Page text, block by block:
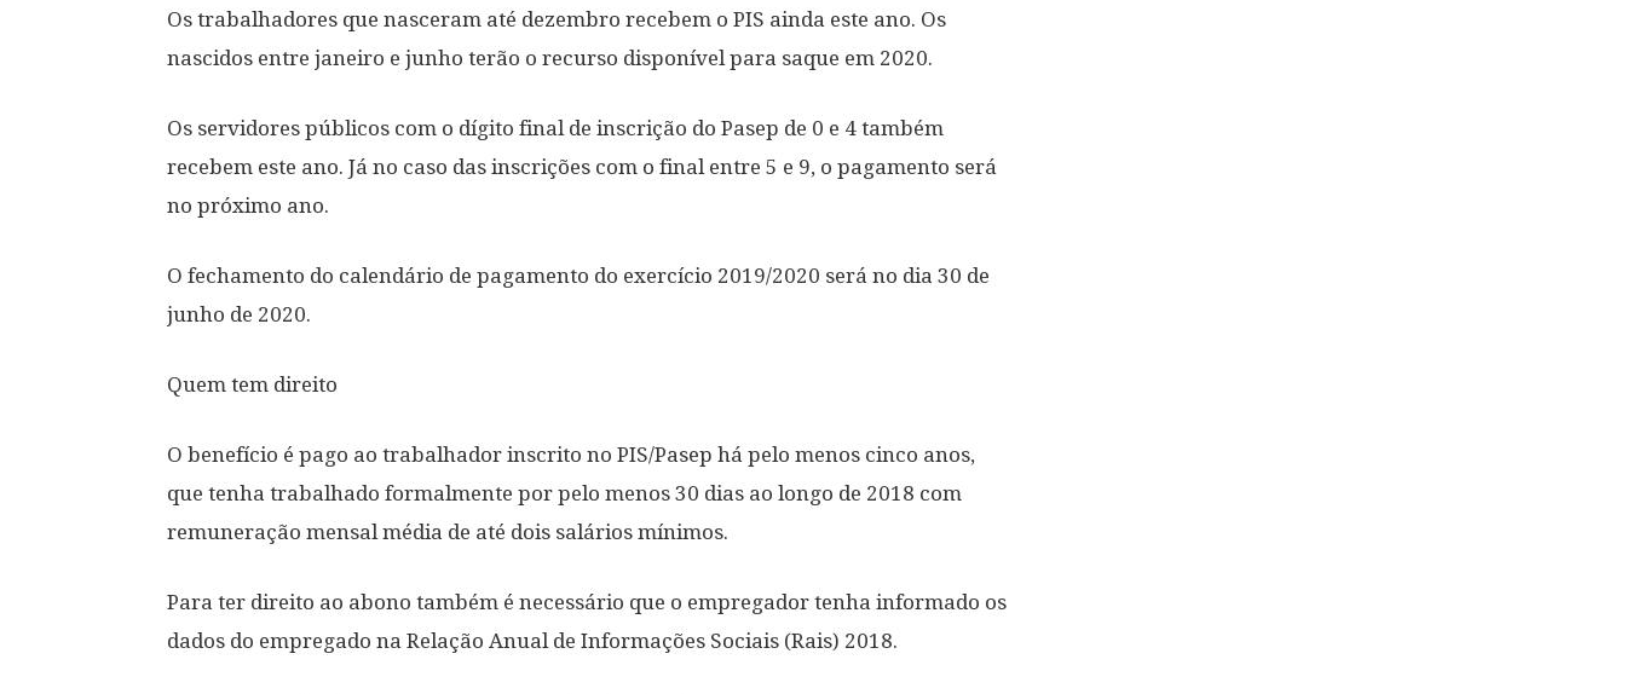
Os trabalhadores que nasceram até dezembro recebem o PIS ainda este ano. Os
nascidos entre janeiro e junho terão o recurso disponível para saque em 2020.
Os servidores públicos com o dígito final de inscrição do Pasep de 0 e 4 também
recebem este ano. Já no caso das inscrições com o final entre 5 e 9, o pagamento será
no próximo ano.
O fechamento do calendário de pagamento do exercício 2019/2020 será no dia 30 de
junho de 2020.
Quem tem direito
O benefício é pago ao trabalhador inscrito no PIS/Pasep há pelo menos cinco anos,
que tenha trabalhado formalmente por pelo menos 30 dias ao longo de 2018 com
remuneração mensal média de até dois salários mínimos.
Para ter direito ao abono também é necessário que o empregador tenha informado os
dados do empregado na Relação Anual de Informações Sociais (Rais) 2018.